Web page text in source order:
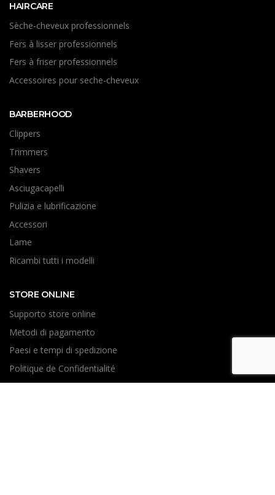
HAIRCARE
Sèche-cheveux professionnels
Fers à lisser professionnels
Fers à friser professionnels
Accessoires pour seche-cheveux
BARBERHOOD
Clippers
Trimmers
Shavers
Asciugacapelli
Pulizia e lubrificazione
Accessori
Lame
Ricambi tutti i modelli
STORE ONLINE
Supporto store online
Metodi di pagamento
Paesi e tempi di spedizione
Politique de Confidentialité
Resi e Riparazioni